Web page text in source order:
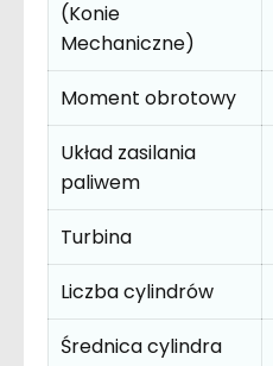
(Konie
Mechaniczne)
Moment obrotowy
Układ zasilania
paliwem
Turbina
Liczba cylindrów
Średnica cylindra